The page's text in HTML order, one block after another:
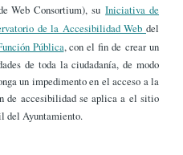
Web Consortium), suIniciativa de
de la Accesibilidad Webdel
Pública, con el fin de crear un
de toda la ciudadanía, de modo
un impedimento en el acceso a la
de accesibilidad se aplica a el sitio
del Ayuntamiento.